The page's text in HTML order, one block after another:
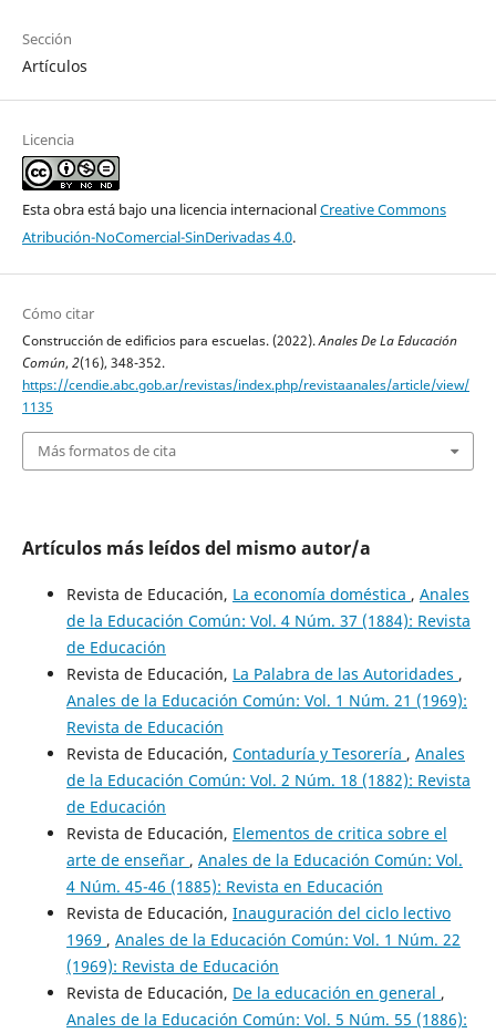
Sección
Artículos
Licencia
Esta obra está bajo una licencia internacionalCreative Commons
Atribución-NoComercial-SinDerivadas 4.0.
Cómo citar
Construcción de edificios para escuelas. (2022).Anales De La Educación
Común, 2(16), 348-352.
https://cendie.abc.gob.ar/revistas/index.php/revistaanales/article/view/
1135
Más formatos de cita
Artículos más leídos del mismo autor/a
Revista de Educación, La economía doméstica , Anales
de la Educación Común: Vol. 4 Núm. 37 (1884): Revista
de Educación
Revista de Educación, La Palabra de las Autoridades ,
Anales de la Educación Común: Vol. 1 Núm. 21 (1969):
Revista de Educación
Revista de Educación, Contaduría y Tesorería , Anales
de la Educación Común: Vol. 2 Núm. 18 (1882): Revista
de Educación
Revista de Educación, Elementos de critica sobre el
arte de enseñar , Anales de la Educación Común: Vol.
4 Núm. 45-46 (1885): Revista en Educación
Revista de Educación, Inauguración del ciclo lectivo
1969 , Anales de la Educación Común: Vol. 1 Núm. 22
(1969): Revista de Educación
Revista de Educación, De la educación en general ,
Anales de la Educación Común: Vol. 5 Núm. 55 (1886):